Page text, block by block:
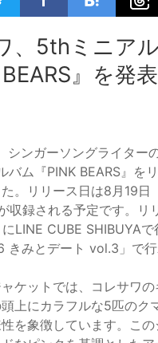
、5thミニア
BEARS』を発表
シンガーソングライター
バム『PINK BEARS』を
。リリース日は8月19日
収録される予定です。リ
LINE CUBE SHIBUYA
きみとデート vol.3」で行
ケットでは、コレサワ
上にカラフルな5匹のク
を象徴しています。こ